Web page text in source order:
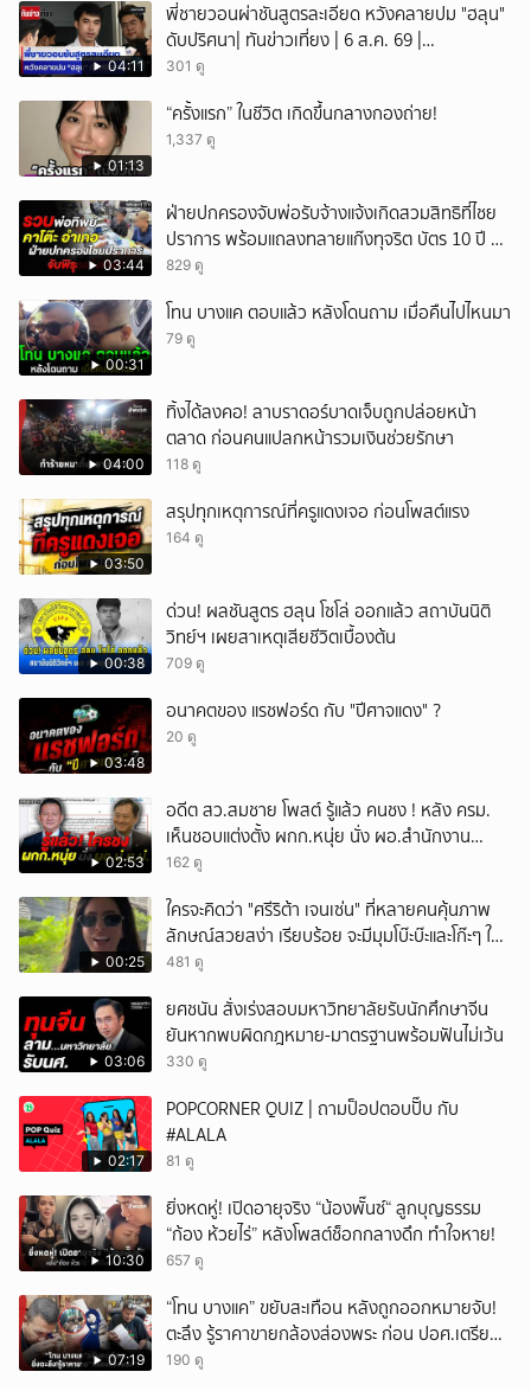
04:11
พี่ชายวอนผ่าชันสูตรละเอียด หวังคลายปม "ฮลุน"
ดับปริศนา| ทันข่าวเที่ยง | 6 ส.ค. 69 |
NationTV22
301 ดู
01:13
“ครั้งแรก” ในชีวิต เกิดขึ้นกลางกองถ่าย!
1,337 ดู
03:44
ฝ่ายปกครองจับพ่อรับจ้างแจ้งเกิดสวมสิทธิที่ไชย
ปราการ พร้อมแถลงทลายแก๊งทุจริต บัตร 10 ปี ที่
แม่สอด
829 ดู
00:31
โทน บางแค ตอบแล้ว หลังโดนถาม เมื่อคืนไปไหนมา
79 ดู
04:00
ทิ้งได้ลงคอ! ลาบราดอร์บาดเจ็บถูกปล่อยหน้า
ตลาด ก่อนคนแปลกหน้ารวมเงินช่วยรักษา
118 ดู
03:50
สรุปทุกเหตุการณ์ที่ครูแดงเจอ ก่อนโพสต์แรง
164 ดู
00:38
ด่วน! ผลชันสูตร ฮลุน โซโล่ ออกแล้ว สถาบันนิติ
วิทย์ฯ เผยสาเหตุเสียชีวิตเบื้องต้น
709 ดู
03:48
อนาคตของ แรชฟอร์ด กับ "ปีศาจแดง" ?
20 ดู
02:53
อดีต สว.สมชาย โพสต์ รู้แล้ว คนชง ! หลัง ครม.
เห็นชอบแต่งตั้ง ผกก.หนุ่ย นั่ง ผอ.สำนักงาน
ป.ย.ป.
162 ดู
00:25
ใครจะคิดว่า "ศรีริต้า เจนเซ่น" ที่หลายคนคุ้นภาพ
ลักษณ์สวยสง่า เรียบร้อย จะมีมุมโบ๊ะบ๊ะและโก๊ะๆ ให้
ได้อมยิ้มเหมือนกัน งานนี้ทำเอาแฟนๆ ทั้งเอ็นดูทั้ง
481 ดู
03:06
ยศชนัน สั่งเร่งสอบมหาวิทยาลัยรับนักศึกษาจีน
ยันหากพบผิดกฎหมาย-มาตรฐานพร้อมฟันไม่เว้น
330 ดู
02:17
POPCORNER QUIZ | ถามป็อปตอบปั๊บ กับ
#ALALA
81 ดู
10:30
ยิ่งหดหู่! เปิดอายุจริง “น้องพั๊นซ์“ ลูกบุญธรรม
“ก้อง ห้วยไร่” หลังโพสต์ช็อกกลางดึก ทำใจหาย!
657 ดู
07:19
“โทน บางแค” ขยับสะเทือน หลังถูกออกหมายจับ!
ตะลึง รู้ราคาขายกล้องส่องพระ ก่อน ปอศ.เตรียม
บุกรวบ?
190 ดู